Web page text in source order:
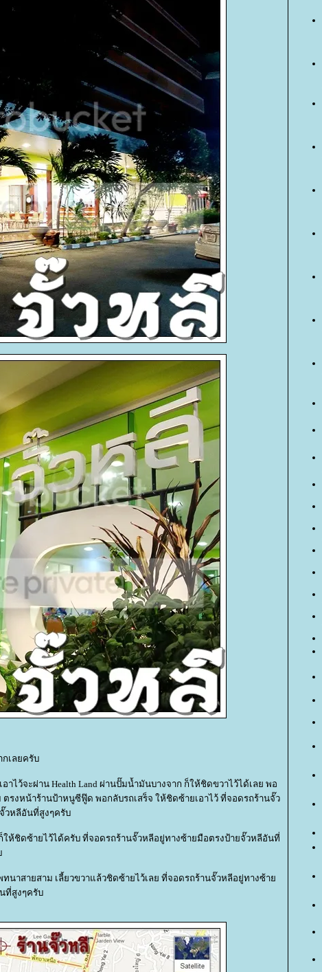
เลยครับ
าไว้จะผ่าน Health Land ผ่านปั๊มน้ำมันบางจาก ก็ให้ชิดขวาไว้ได้เลย พอ
งหน้าร้านป้าหนูซีฟู๊ด พอกลับรถเสร็จ ให้ชิดซ้ายเอาไว้ ที่จอดรถร้านจั๊ว
วหลีอันที่สูงๆครับ
ห้ชิดซ้ายไว้ได้ครับ ที่จอดรถร้านจั๊วหลีอยู่ทางซ้ายมือตรงป้ายจั๊วหลีอันที่
นาสายสาม เลี้ยวขวาแล้วชิดซ้ายไว้เลย ที่จอดรถร้านจั๊วหลีอยู่ทางซ้า
ที่สูงๆครับ